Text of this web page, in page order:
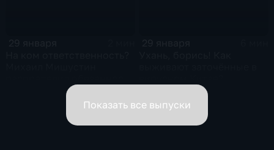
вице-премьеров
Показать все выпуски